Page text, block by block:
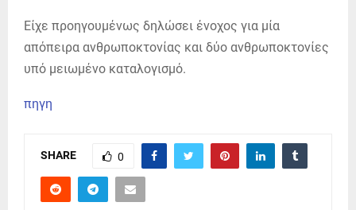
Είχε προηγουμένως δηλώσει ένοχος για μία
απόπειρα ανθρωποκτονίας και δύο ανθρωποκτονίες
υπό μειωμένο καταλογισμό.
πηγη
SHARE 0